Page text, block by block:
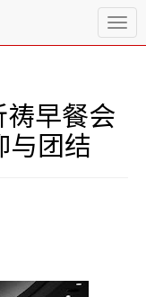
T
o
早餐会
与团结